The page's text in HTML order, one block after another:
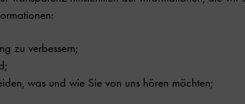
zu verbessern;
was und wie Sie von uns hören möchten;